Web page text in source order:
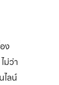
ง
ม่ว่า
ไลน์